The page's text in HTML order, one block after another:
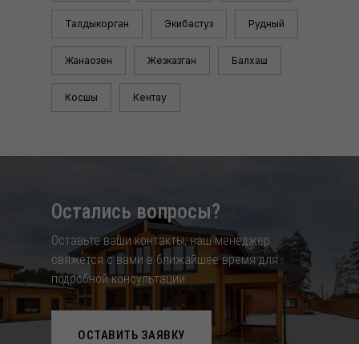
Талдыкорган Экибастуз Рудный
Жанаозен Жезказган Балхаш
Косшы Кентау
Остались вопросы?
Оставьте ваши контакты, наш менеджер
свяжется с вами в ближайшее время для
подробной консультации
ОСТАВИТЬ ЗАЯВКУ